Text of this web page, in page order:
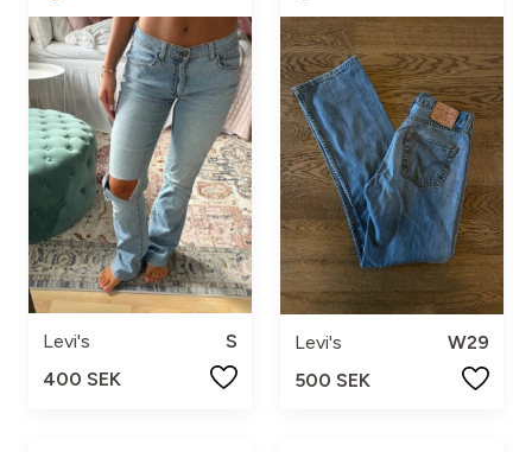
Levi's
S
400 SEK
Levi's
W29
500 SEK